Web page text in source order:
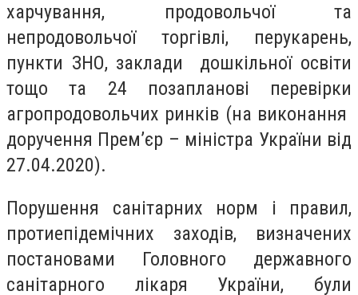
харчування, продовольчої та
непродовольчої торгівлі, перукарень,
пункти ЗНО, заклади дошкільної освіти
тощо та 24 позапланові перевірки
агропродовольчих ринків (на виконання
доручення Прем’єр – міністра України від
27.04.2020).
Порушення санітарних норм і правил,
протиепідемічних заходів, визначених
постановами Головного державного
санітарного лікаря України, були